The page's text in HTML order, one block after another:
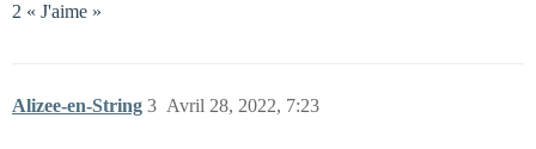
2 « J'aime »
Alizee-en-String Avril 28, 2022, 7:23
3